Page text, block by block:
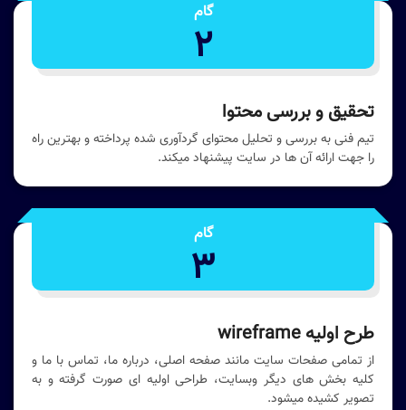
گام
2
تحقیق و بررسی محتوا
تیم فنی به بررسی و تحلیل محتوای گردآوری شده پرداخته و بهترین راه
را جهت ارائه آن ها در سایت پیشنهاد میکند.
گام
3
طرح اولیه wireframe
از تمامی صفحات سایت مانند صفحه اصلی، درباره ما، تماس با ما و
کلیه بخش های دیگر وبسایت، طراحی اولیه ای صورت گرفته و به
تصویر کشیده میشود.